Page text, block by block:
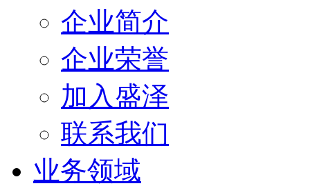
企业简介
企业荣誉
加入盛泽
联系我们
业务领域